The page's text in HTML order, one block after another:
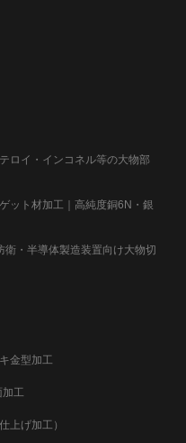
ロイ・インコネル等の大物部
ット材加工｜高純度銅6N・銀
・半導体製造装置向け大物切
金型加工
加工
上げ加工）